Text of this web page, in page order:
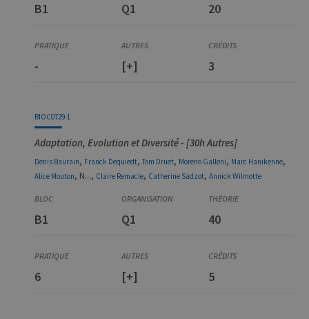
B1 Q1 20
- [+] 3
BIOC0729-1
Adaptation, Evolution et Diversité - [30h Autres]
Denis Baurain, Franck Dequiedt, Tom Druet, Moreno Galleni, Marc Hanikenne,
Alice Mouton, N..., Claire Remacle, Catherine Sadzot, AnnickWilmotte
B1 Q1 40
6 [+] 5